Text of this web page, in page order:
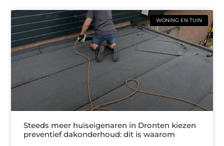
WONING EN TUIN
Steeds meer huiseigenaren in Dronten kiezen
preventief dakonderhoud: dit is waarom